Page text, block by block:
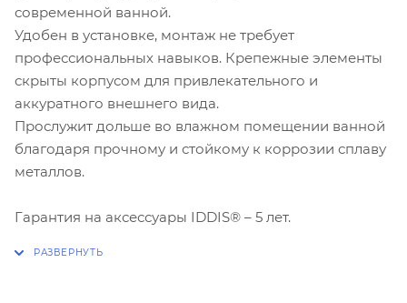
современной ванной.
Удобен в установке, монтаж не требует
профессиональных навыков. Крепежные элементы
скрыты корпусом для привлекательного и
аккуратного внешнего вида.
Прослужит дольше во влажном помещении ванной
благодаря прочному и стойкому к коррозии сплаву
металлов.
Гарантия на аксессуары IDDIS® – 5 лет.